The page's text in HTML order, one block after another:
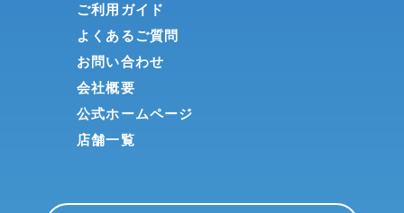
ご利用ガイド
よくあるご質問
お問い合わせ
会社概要
公式ホームページ
店舗一覧